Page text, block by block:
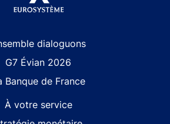
dialoguons
G7 Évian 2026
Banque de France
À votre service